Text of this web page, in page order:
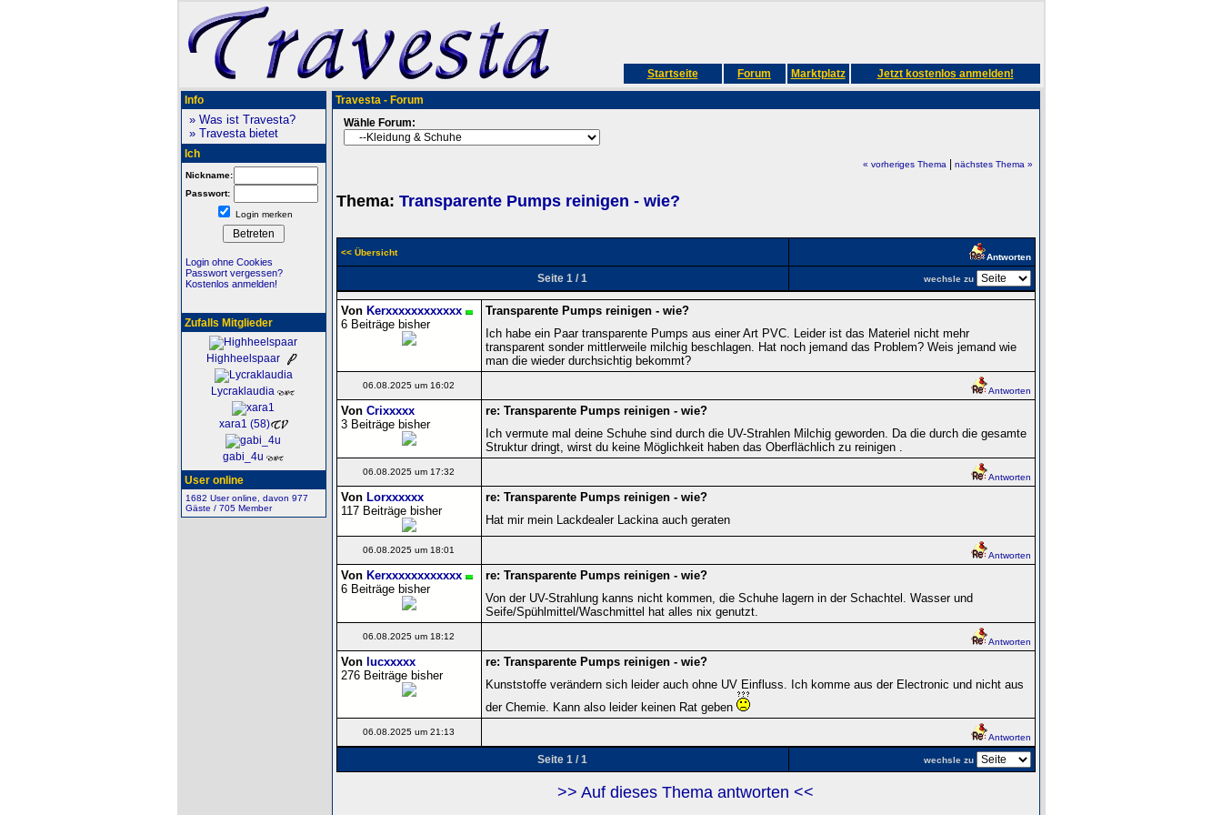
Startseite Forum Marktplatz Jetzt kostenlos anmelden!
Info
» Was ist Travesta?
» Travesta bietet
Ich
Nickname:
Passwort:
Login merken
Login ohne Cookies
Passwort vergessen?
Kostenlos anmelden!
Zufalls Mitglieder
Highheelspaar
Lycraklaudia
xara1 (58)
gabi_4u
User online
1682 User online, davon 977
Gäste / 705 Member
Travesta - Forum
Wähle Forum:
« vorheriges Thema| nächstes Thema »
Thema: Transparente Pumps reinigen - wie?
<< Übersicht Antworten
Seite 1 / 1 wechsle zu
Von Kerxxxxxxxxxxxx
6 Beiträge bisher
Transparente Pumps reinigen - wie?
Ich habe ein Paar transparente Pumps aus einer Art PVC. Leider ist das Materiel nicht mehr
transparent sonder mittlerweile milchig beschlagen. Hat noch jemand das Problem? Weis jemand wie
man die wieder durchsichtig bekommt?
06.08.2025 um 16:02
Antworten
Von Crixxxxx
3 Beiträge bisher
re: Transparente Pumps reinigen - wie?
Ich vermute mal deine Schuhe sind durch die UV-Strahlen Milchig geworden. Da die durch die gesamte
Struktur dringt, wirst du keine Möglichkeit haben das Oberflächlich zu reinigen .
06.08.2025 um 17:32
Antworten
Von Lorxxxxxx
117 Beiträge bisher
re: Transparente Pumps reinigen - wie?
Hat mir mein Lackdealer Lackina auch geraten
06.08.2025 um 18:01
Antworten
Von Kerxxxxxxxxxxxx
6 Beiträge bisher
re: Transparente Pumps reinigen - wie?
Von der UV-Strahlung kanns nicht kommen, die Schuhe lagern in der Schachtel. Wasser und
Seife/Spühlmittel/Waschmittel hat alles nix genutzt.
06.08.2025 um 18:12
Antworten
Von lucxxxxx
276 Beiträge bisher
re: Transparente Pumps reinigen - wie?
Kunststoffe verändern sich leider auch ohne UV Einfluss. Ich komme aus der Electronic und nicht aus
der Chemie. Kann also leider keinen Rat geben
06.08.2025 um 21:13
Antworten
Seite 1 / 1 wechsle zu
>> Auf dieses Thema antworten <<